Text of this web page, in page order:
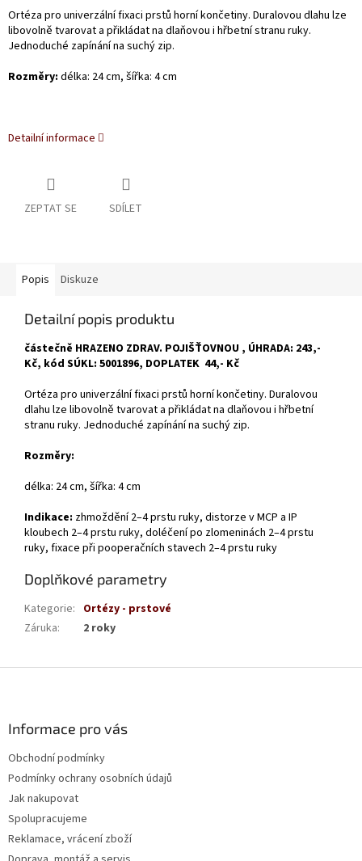
Ortéza pro univerzální fixaci prstů horní končetiny. Duralovou dlahu lze
libovolně tvarovat a přikládat na dlaňovou i hřbetní stranu ruky.
Jednoduché zapínání na suchý zip.
Rozměry: délka: 24 cm, šířka: 4 cm
Detailní informace
ZEPTAT SE SDÍLET
Popis Diskuze
Detailní popis produktu
částečně HRAZENO ZDRAV. POJIŠŤOVNOU , ÚHRADA: 243,-
Kč, kód SÚKL: 5001896, DOPLATEK 44,- Kč
Ortéza pro univerzální fixaci prstů horní končetiny. Duralovou
dlahu lze libovolně tvarovat a přikládat na dlaňovou i hřbetní
stranu ruky. Jednoduché zapínání na suchý zip.
Rozměry:
délka: 24 cm, šířka: 4 cm
Indikace: zhmoždění 2–4 prstu ruky, distorze v MCP a IP
kloubech 2–4 prstu ruky, doléčení po zlomeninách 2–4 prstu
ruky, fixace při pooperačních stavech 2–4 prstu ruky
Doplňkové parametry
Kategorie: Ortézy - prstové
Záruka: 2 roky
Informace pro vás
Obchodní podmínky
Podmínky ochrany osobních údajů
Jak nakupovat
Spolupracujeme
Reklamace, vrácení zboží